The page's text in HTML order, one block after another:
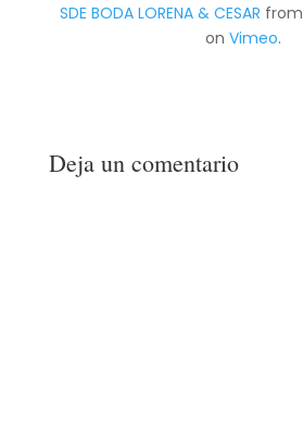
SDE BODA LORENA & CESAR from
on Vimeo.
Deja un comentario